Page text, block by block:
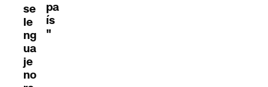
se
le
ng
ua
je
no
pa
ís
"